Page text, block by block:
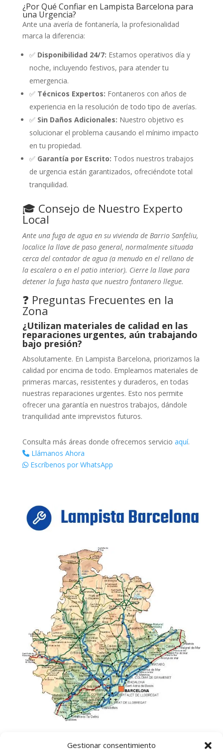
Gestionar consentimiento
¿Por Qué Confiar en Lampista Barcelona para
una Urgencia?
Ante una avería de fontanería, la profesionalidad
marca la diferencia:
✅ Disponibilidad 24/7: Estamos operativos día y
noche, incluyendo festivos, para atender tu
emergencia.
✅ Técnicos Expertos: Fontaneros con años de
experiencia en la resolución de todo tipo de averías.
✅ Sin Daños Adicionales: Nuestro objetivo es
solucionar el problema causando el mínimo impacto
en tu propiedad.
✅ Garantía por Escrito: Todos nuestros trabajos
de urgencia están garantizados, ofreciéndote total
tranquilidad.
🎓 Consejo de Nuestro Experto
Local
Ante una fuga de agua en su vivienda de Barrio Sanfeliu,
localice la llave de paso general, normalmente situada
cerca del contador de agua (a menudo en el rellano de
la escalera o en el patio interior). Cierre la llave para
detener la fuga hasta que nuestro fontanero llegue.
❓ Preguntas Frecuentes en la
Zona
¿Utilizan materiales de calidad en las
reparaciones urgentes, aún trabajando
bajo presión?
Absolutamente. En Lampista Barcelona, priorizamos la
calidad por encima de todo. Empleamos materiales de
primeras marcas, resistentes y duraderos, en todas
nuestras reparaciones urgentes. Esto nos permite
ofrecer una garantía en nuestros trabajos, dándole
tranquilidad ante imprevistos futuros.
Consulta más áreas donde ofrecemos servicio aquí.
Llámanos Ahora
Escríbenos por WhatsApp